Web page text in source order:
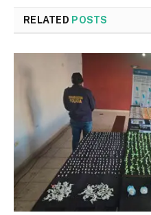
RELATED POSTS